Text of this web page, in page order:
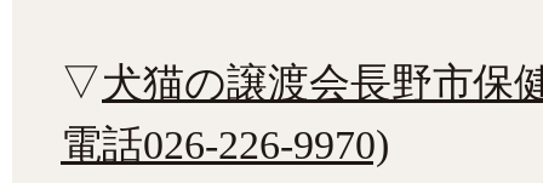
▽犬猫の譲渡会長野市
電話026-226-9970)